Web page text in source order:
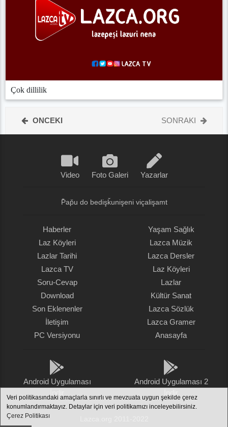
Veri politikasındaki amaçlarla sınırlı ve mevzuata uygun şekilde çerez
konumlandırmaktayız. Detaylar için veri politikamızı inceleyebilirsiniz.
Çerez Politikası
Çok dillilik
ONCEKI SONRAKI
Video Foto Galeri Yazarlar
P̌ap̌u do bedişǩunişeni viçalişamt
Haberler
Laz Köyleri
Lazlar Tarihi
Lazca TV
Soru-Cevap
Download
Son Eklenenler
İletişim
PC Versiyonu
Yaşam Sağlık
Lazca Müzik
Lazca Dersler
Laz Köyleri
Lazlar
Kültür Sanat
Lazca Sözlük
Lazca Gramer
Anasayfa
Android Uygulaması
Android Uygulaması 2